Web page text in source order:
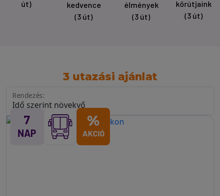
út)
kedvence
(3 út)
élmények
(3 út)
körútjaink
(3 út)
3 utazási ajánlat
Rendezés:
7
NAP
%
AKCIÓ